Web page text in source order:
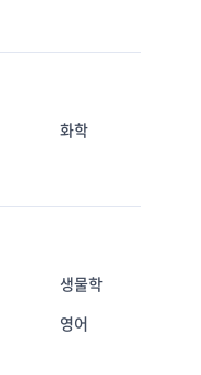
화학
생물학
영어